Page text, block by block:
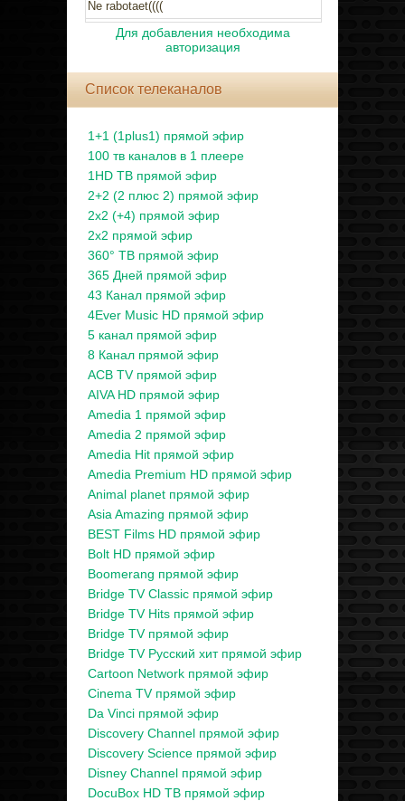
Для добавления необходима
авторизация
Список телеканалов
1+1 (1plus1) прямой эфир
100 тв каналов в 1 плеере
1HD ТВ прямой эфир
2+2 (2 плюс 2) прямой эфир
2x2 (+4) прямой эфир
2x2 прямой эфир
360° ТВ прямой эфир
365 Дней прямой эфир
43 Канал прямой эфир
4Ever Music HD прямой эфир
5 канал прямой эфир
8 Канал прямой эфир
ACB TV прямой эфир
AIVA HD прямой эфир
Amedia 1 прямой эфир
Amedia 2 прямой эфир
Amedia Hit прямой эфир
Amedia Premium HD прямой эфир
Animal planet прямой эфир
Asia Amazing прямой эфир
BEST Films HD прямой эфир
Bolt HD прямой эфир
Boomerang прямой эфир
Bridge TV Classic прямой эфир
Bridge TV Hits прямой эфир
Bridge TV прямой эфир
Bridge TV Русский хит прямой эфир
Cartoon Network прямой эфир
Cinema TV прямой эфир
Da Vinci прямой эфир
Discovery Channel прямой эфир
Discovery Science прямой эфир
Disney Channel прямой эфир
DocuBox HD ТВ прямой эфир